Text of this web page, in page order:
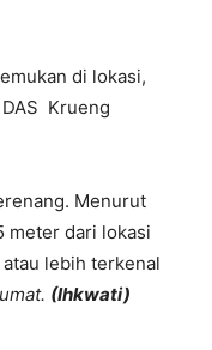
di lokasi,
Krueng
Menurut
meter dari lokasi
lebih terkenal
(Ihkwati)